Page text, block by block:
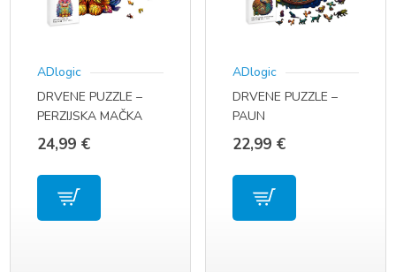
ADlogic
DRVENE PUZZLE –
PERZIJSKA MAČKA
24,99 €
ADlogic
DRVENE PUZZLE –
PAUN
22,99 €